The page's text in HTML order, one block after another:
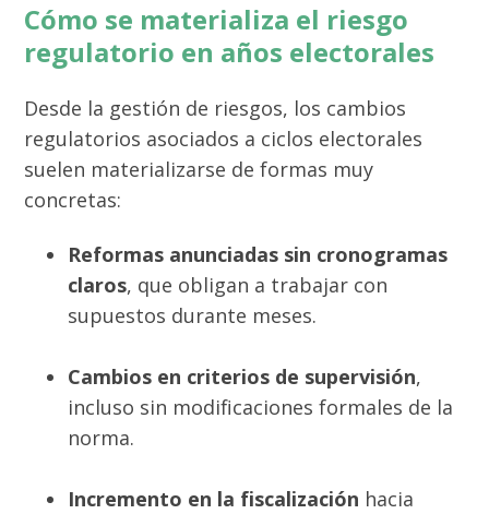
Cómo se materializa el riesgo
regulatorio en años electorales
Desde la gestión de riesgos, los cambios
regulatorios asociados a ciclos electorales
suelen materializarse de formas muy
concretas:
Reformas anunciadas sin cronogramas
claros, que obligan a trabajar con
supuestos durante meses.
Cambios en criterios de supervisión,
incluso sin modificaciones formales de la
norma.
Incremento en la fiscalización hacia